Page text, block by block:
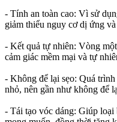
- Tính an toàn cao: Vì sử
giảm thiểu nguy cơ dị ứng
- Kết quả tự nhiên: Vòng
cảm giác mềm mại và tự
- Không để lại sẹo: Quá
nhỏ, nên gần như không để
- Tái tạo vóc dáng: Giúp